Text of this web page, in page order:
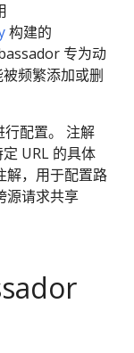
构建的
专为动
频繁添加或删
配置。 注解
URL 的具体
解，用于配置路
源请求共享